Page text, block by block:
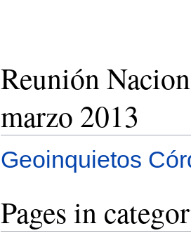
Reunión
marzo 2013
Geoinquietos
Pages in